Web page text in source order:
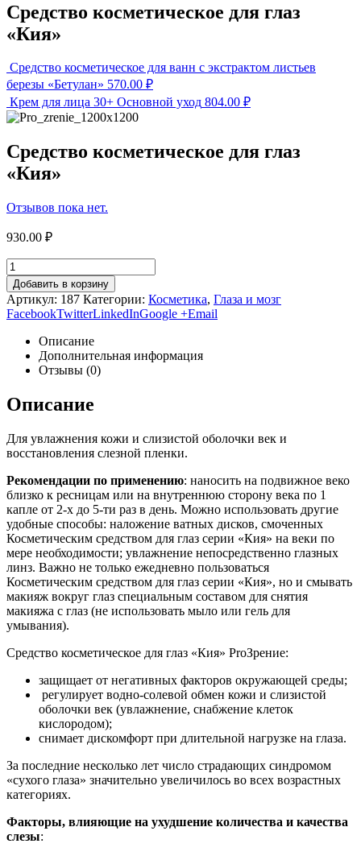
Средство косметическое для глаз
«Кия»
Средство косметическое для ванн с экстрактом листьев
березы «Бетулан» 570.00 ₽
Крем для лица 30+ Основной уход 804.00 ₽
Средство косметическое для глаз
«Кия»
Отзывов пока нет.
930.00 ₽
Добавить в корзину
Артикул: 187 Категории: Косметика, Глаза и мозг
FacebookTwitterLinkedInGoogle +Email
Описание
Дополнительная информация
Отзывы (0)
Описание
Для увлажнения кожи и слизистой оболочки век и
восстановления слезной пленки.
Рекомендации по применению: наносить на подвижное веко
близко к ресницам или на внутреннюю сторону века по 1
капле от 2-х до 5-ти раз в день. Можно использовать другие
удобные способы: наложение ватных дисков, смоченных
Косметическим средством для глаз серии «Кия» на веки по
мере необходимости; увлажнение непосредственно глазных
линз. Важно не только ежедневно пользоваться
Косметическим средством для глаз серии «Кия», но и смывать
макияж вокруг глаз специальным составом для снятия
макияжа с глаз (не использовать мыло или гель для
умывания).
Средство косметическое для глаз «Кия» ProЗрение:
защищает от негативных факторов окружающей среды;
регулирует водно-солевой обмен кожи и слизистой
оболочки век (увлажнение, снабжение клеток
кислородом);
снимает дискомфорт при длительной нагрузке на глаза.
За последние несколько лет число страдающих синдромом
«сухого глаза» значительно увеличилось во всех возрастных
категориях.
Факторы, влияющие на ухудшение количества и качества
слезы: